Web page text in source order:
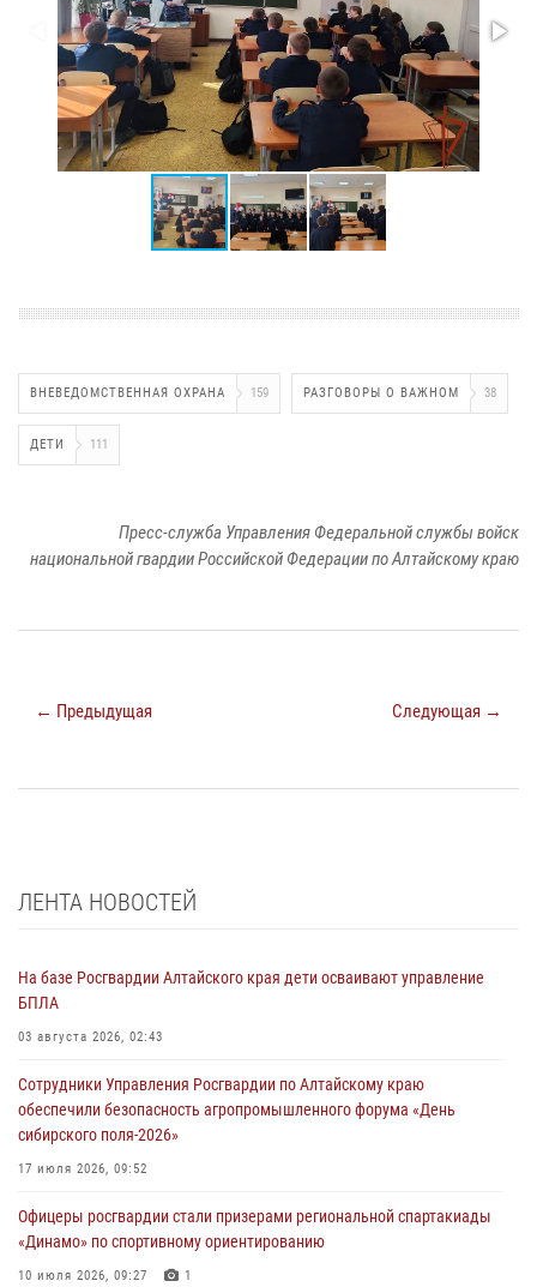
ВНЕВЕДОМСТВЕННАЯ ОХРАНА 159 РАЗГОВОРЫ О ВАЖНОМ 38
ДЕТИ 111
Пресс-служба Управления Федеральной службы войск
национальной гвардии Российской Федерации по Алтайскому краю
← Предыдущая Следующая →
ЛЕНТА НОВОСТЕЙ
На базе Росгвардии Алтайского края дети осваивают управление
БПЛА
03 августа 2026, 02:43
Сотрудники Управления Росгвардии по Алтайскому краю
обеспечили безопасность агропромышленного форума «День
сибирского поля-2026»
17 июля 2026, 09:52
Офицеры росгвардии стали призерами региональной спартакиады
«Динамо» по спортивному ориентированию
10 июля 2026, 09:27 1